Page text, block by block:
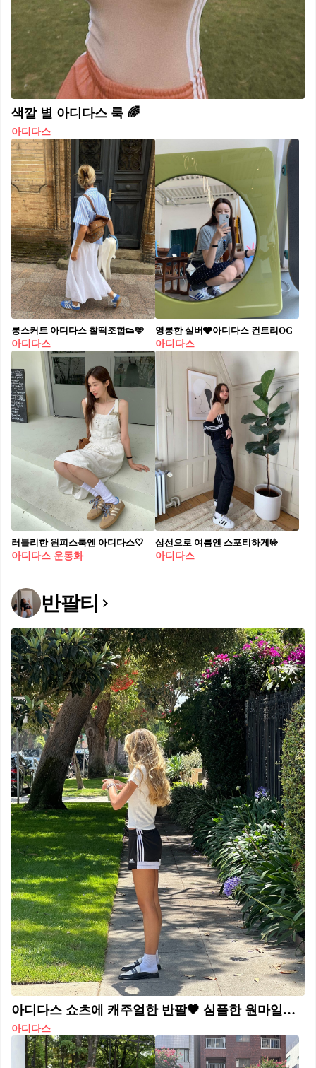
색깔 별 아디다스 룩 🌈
아디다스
롱스커트 아디다스 찰떡조합👟🩵
아디다스
영롱한 실버🩶아디다스 컨트리OG
아디다스
러블리한 원피스룩엔 아디다스🤍
아디다스 운동화
삼선으로 여름엔 스포티하게🤟
아디다스
반팔티
아디다스 쇼츠에 캐주얼한 반팔🖤 심플한 원마일웨어 조합👀 주말엔 편하고 트렌디한 룩 @입자
아디다스